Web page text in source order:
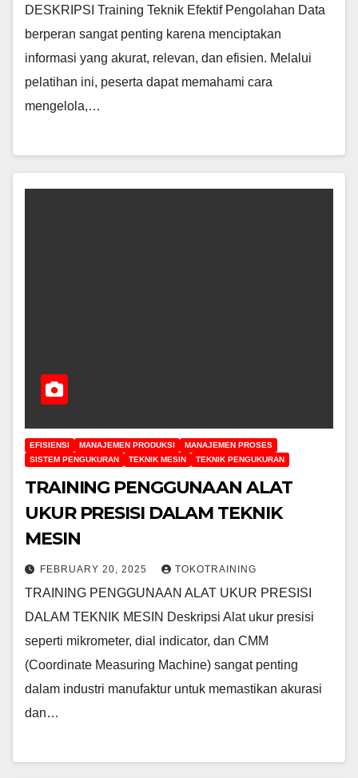
DESKRIPSI Training Teknik Efektif Pengolahan Data
berperan sangat penting karena menciptakan
informasi yang akurat, relevan, dan efisien. Melalui
pelatihan ini, peserta dapat memahami cara
mengelola,…
EFISIENSI MANAJEMEN PRODUKSI
MANAJEMEN PROSES
SISTEM PENGUKURAN
TEKNIK MESIN TEKNIK PENGUKURAN
TRAINING PENGGUNAAN ALAT
UKUR PRESISI DALAM TEKNIK
MESIN
FEBRUARY 20, 2025 TOKOTRAINING
TRAINING PENGGUNAAN ALAT UKUR PRESISI
DALAM TEKNIK MESIN Deskripsi Alat ukur presisi
seperti mikrometer, dial indicator, dan CMM
(Coordinate Measuring Machine) sangat penting
dalam industri manufaktur untuk memastikan akurasi
dan…